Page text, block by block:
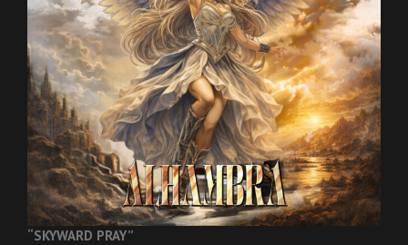
“SKYWARD PRAY”